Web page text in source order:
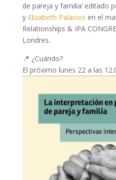
de pareja y familia’ editado
y Elizabeth Palacios en el
Relationships & IPA
Londres.
📍 ¿Cuándo?
El próximo lunes 22 a las